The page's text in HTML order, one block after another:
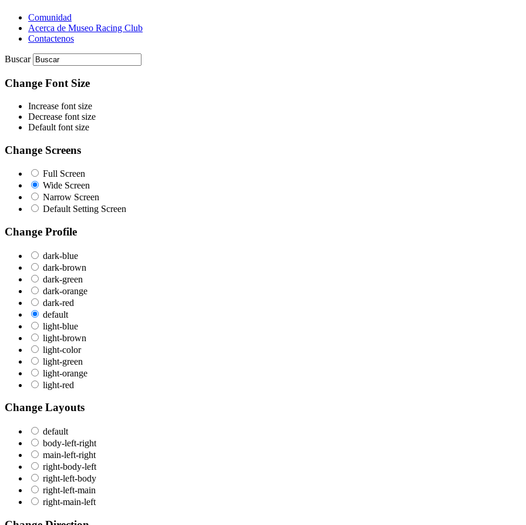
Comunidad
Acerca de Museo Racing Club
Contactenos
Buscar
Change Font Size
Increase font size
Decrease font size
Default font size
Change Screens
Full Screen
Wide Screen
Narrow Screen
Default Setting Screen
Change Profile
dark-blue
dark-brown
dark-green
dark-orange
dark-red
default
light-blue
light-brown
light-color
light-green
light-orange
light-red
Change Layouts
default
body-left-right
main-left-right
right-body-left
right-left-body
right-left-main
right-main-left